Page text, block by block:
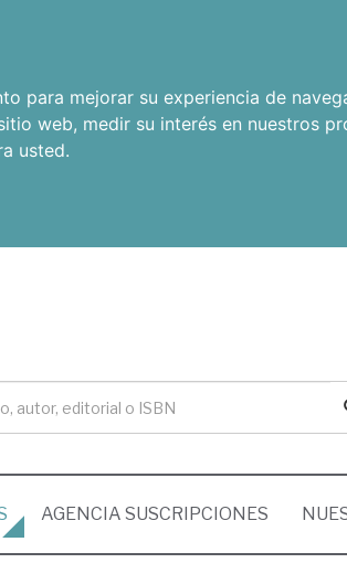
para mejorar su experiencia de
web, medir su interés en nuestros
usted.
AGENCIA SUSCRIPCIONES